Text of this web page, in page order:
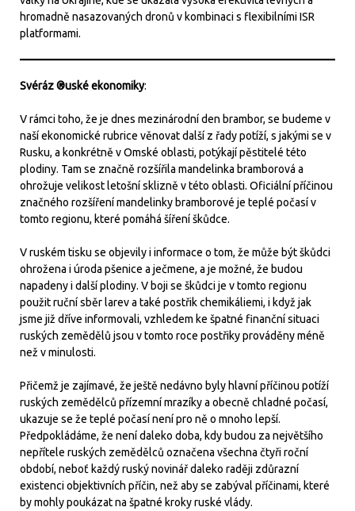
hromadně nasazovaných dronů v kombinaci s flexibilními ISR
platformami.
Svéráz ®uské ekonomiky:
V rámci toho, že je dnes mezinárodní den brambor, se budeme v
naší ekonomické rubrice věnovat další z řady potíží, s jakými se v
Rusku, a konkrétně v Omské oblasti, potýkají pěstitelé této
plodiny. Tam se značně rozšířila mandelinka bramborová a
ohrožuje velikost letošní sklizně v této oblasti. Oficiální příčinou
značného rozšíření mandelinky bramborové je teplé počasí v
tomto regionu, které pomáhá šíření škůdce.
V ruském tisku se objevily i informace o tom, že může být škůdci
ohrožena i úroda pšenice a ječmene, a je možné, že budou
napadeny i další plodiny. V boji se škůdci je v tomto regionu
použit ruční sběr larev a také postřik chemikáliemi, i když jak
jsme již dříve informovali, vzhledem ke špatné finanční situaci
ruských zemědělů jsou v tomto roce postřiky prováděny méně
než v minulosti.
Přičemž je zajímavé, že ještě nedávno byly hlavní příčinou potíží
ruských zemědělců přízemní mrazíky a obecně chladné počasí,
ukazuje se že teplé počasí není pro ně o mnoho lepší.
Předpokládáme, že není daleko doba, kdy budou za největšího
nepřítele ruských zemědělců označena všechna čtyři roční
období, neboť každý ruský novinář daleko raději zdůrazní
existenci objektivních příčin, než aby se zabýval příčinami, které
by mohly poukázat na špatné kroky ruské vlády.